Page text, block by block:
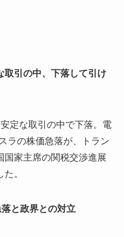
取引の中、下落して引け
定な取引の中で下落。電
ラの株価急落が、トラン
国家主席の関税交渉進展
。
と政界との対立